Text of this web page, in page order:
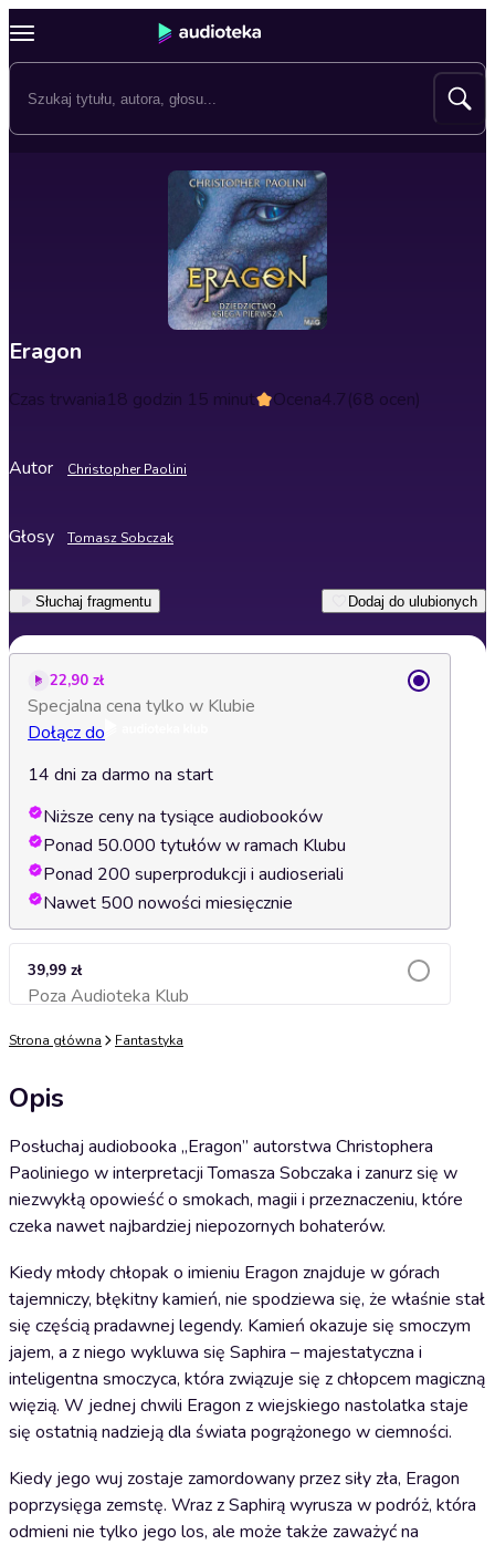
Eragon
Czas trwania18 godzin 15 minut Ocena4.7(68 ocen)
Autor Christopher Paolini
Głosy Tomasz Sobczak
Słuchaj fragmentu Dodaj do ulubionych
22,90 zł
Specjalna cena tylko w Klubie
Dołącz do
14 dni za darmo na start
Niższe ceny na tysiące audiobooków
Ponad 50.000 tytułów w ramach Klubu
Ponad 200 superprodukcji i audioseriali
Nawet 500 nowości miesięcznie
39,99 zł
Poza Audioteka KlubDodaj do koszyka
Strona główna Fantastyka
Opis
Posłuchaj audiobooka „Eragon” autorstwa Christophera
Paoliniego w interpretacji Tomasza Sobczaka i zanurz się w
niezwykłą opowieść o smokach, magii i przeznaczeniu, które
czeka nawet najbardziej niepozornych bohaterów.
Kiedy młody chłopak o imieniu Eragon znajduje w górach
tajemniczy, błękitny kamień, nie spodziewa się, że właśnie stał
się częścią pradawnej legendy. Kamień okazuje się smoczym
jajem, a z niego wykluwa się Saphira – majestatyczna i
inteligentna smoczyca, która związuje się z chłopcem magiczną
więzią. W jednej chwili Eragon z wiejskiego nastolatka staje
się ostatnią nadzieją dla świata pogrążonego w ciemności.
Kiedy jego wuj zostaje zamordowany przez siły zła, Eragon
poprzysięga zemstę. Wraz z Saphirą wyrusza w podróż, która
odmieni nie tylko jego los, ale może także zaważyć na